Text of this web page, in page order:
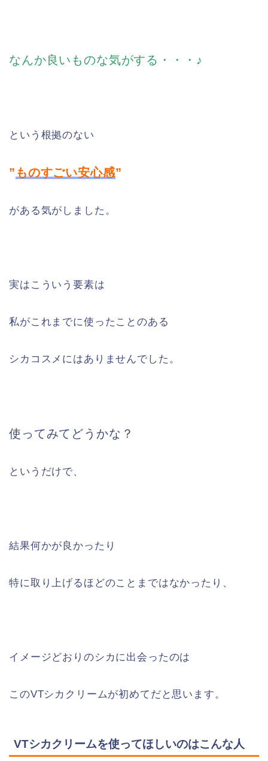
なんか良いものな気がする・・・♪
という根拠のない
” ものすごい安心感”
がある気がしました。
実はこういう要素は
私がこれまでに使ったことのある
シカコスメにはありませんでした。
使ってみてどうかな？
というだけで、
結果何かが良かったり
特に取り上げるほどのことまではなかったり、
イメージどおりのシカに出会ったのは
このVTシカクリームが初めてだと思います。
VTシカクリームを使ってほしいのはこんな人